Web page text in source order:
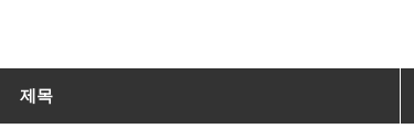
제목